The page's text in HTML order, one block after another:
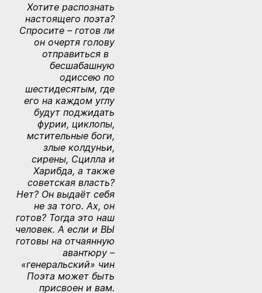
Хотите распознать
настоящего поэта?
Спросите – готов ли
он очертя голову
отправиться в
бесшабашную
одиссею по
шестидесятым, где
его на каждом углу
будут поджидать
фурии, циклопы,
мстительные боги,
злые колдуньи,
сирены, Сцилла и
Харибда, а также
советская власть?
Нет? Он выдаёт себя
не за того. Ах, он
готов? Тогда это наш
человек. А если и ВЫ
готовы на отчаянную
авантюру –
«генеральский» чин
Поэта может быть
присвоен и вам.